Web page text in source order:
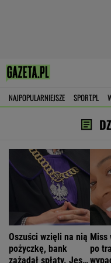
NAJPOPULARNIEJSZE SPORT.PL
Oszuści wzięli na nią
pożyczkę, bank
zażądał spłaty. Jest
Miss
po